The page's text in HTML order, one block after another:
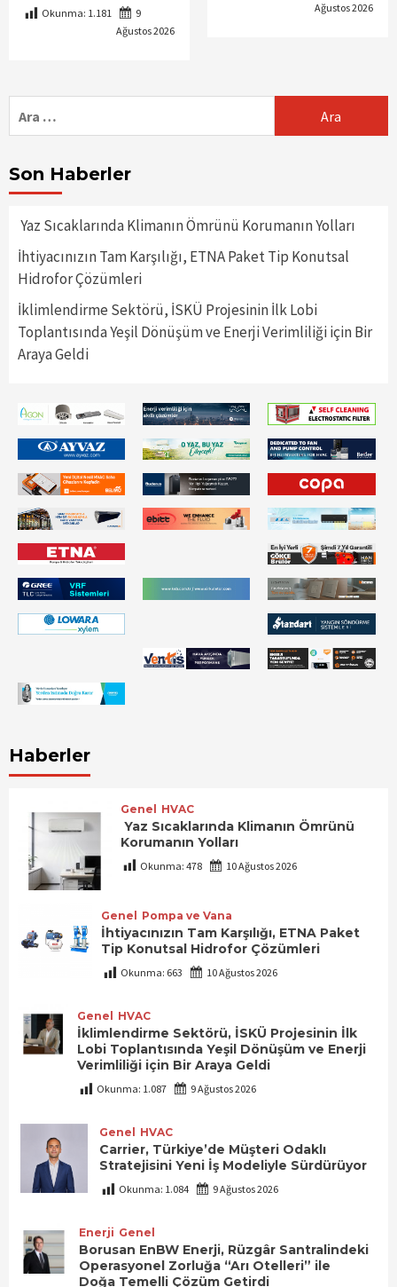
Okunma: 1.181
9
Ağustos 2026
Ağustos 2026
Son Haberler
Yaz Sıcaklarında Klimanın Ömrünü Korumanın Yolları
İhtiyacınızın Tam Karşılığı, ETNA Paket Tip Konutsal
Hidrofor Çözümleri
İklimlendirme Sektörü, İSKÜ Projesinin İlk Lobi
Toplantısında Yeşil Dönüşüm ve Enerji Verimliliği için Bir
Araya Geldi
Haberler
Genel HVAC
Yaz Sıcaklarında Klimanın Ömrünü
Korumanın Yolları
Okunma: 478 10 Ağustos 2026
Genel Pompa ve Vana
İhtiyacınızın Tam Karşılığı, ETNA Paket
Tip Konutsal Hidrofor Çözümleri
Okunma: 663 10 Ağustos 2026
Genel HVAC
İklimlendirme Sektörü, İSKÜ Projesinin İlk
Lobi Toplantısında Yeşil Dönüşüm ve Enerji
Verimliliği için Bir Araya Geldi
Okunma: 1.087 9 Ağustos 2026
Genel HVAC
Carrier, Türkiye’de Müşteri Odaklı
Stratejisini Yeni İş Modeliyle Sürdürüyor
Okunma: 1.084 9 Ağustos 2026
Enerji Genel
Borusan EnBW Enerji, Rüzgâr Santralindeki
Operasyonel Zorluğa “Arı Otelleri” ile
Doğa Temelli Çözüm Getirdi